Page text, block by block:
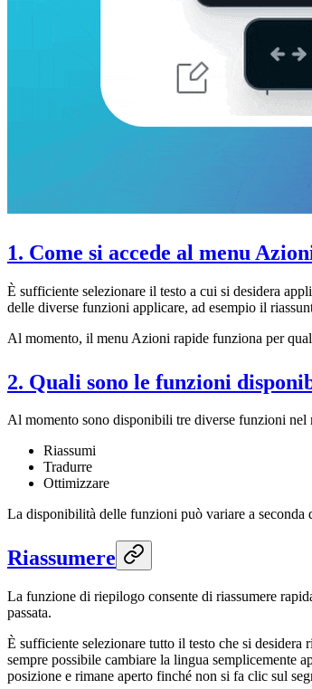
1. Come si accede al menu
È sufficiente selezionare il testo a cui si desidera
delle diverse funzioni applicare, ad esempio il
Al momento, il menu Azioni rapide funziona per
2. Quali sono le funzioni
Al momento sono disponibili tre diverse funzioni nel
Riassumi
Tradurre
Ottimizzare
La disponibilità delle funzioni può variare a
Riassumere
La funzione di riepilogo consente di riassumere
passata.
È sufficiente selezionare tutto il testo che si
sempre possibile cambiare la lingua semplicemente
posizione e rimane aperto finché non si fa clic sul